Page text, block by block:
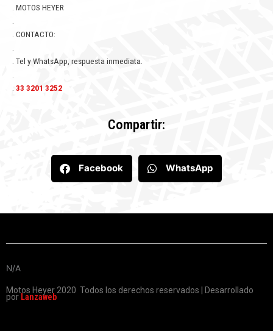
. MOTOS HEYER
.
. CONTACTO:
.
. Tel y WhatsApp, respuesta inmediata.
.
. 33 3201 3252
Compartir:
Facebook WhatsApp
N/A
Motos Heyer 2020 Todos los derechos reservados | Desarrollado
por Lanzaweb